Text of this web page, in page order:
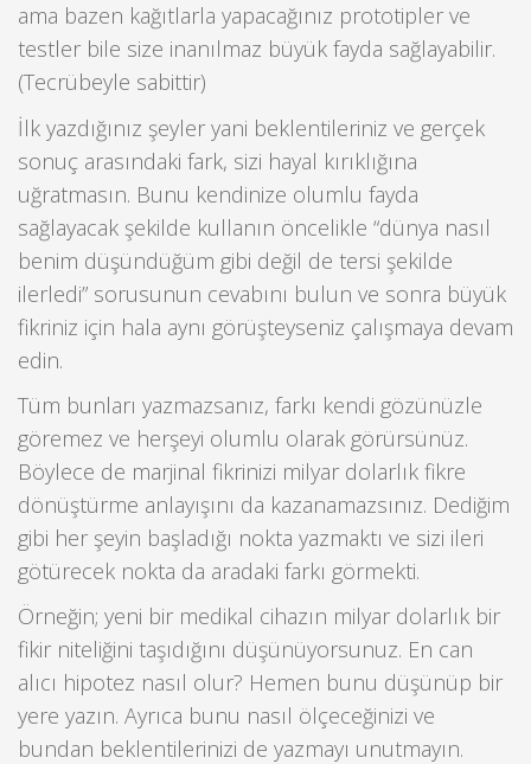
ama bazen kağıtlarla yapacağınız prototipler ve
testler bile size inanılmaz büyük fayda sağlayabilir.
(Tecrübeyle sabittir)
İlk yazdığınız şeyler yani beklentileriniz ve gerçek
sonuç arasındaki fark, sizi hayal kırıklığına
uğratmasın. Bunu kendinize olumlu fayda
sağlayacak şekilde kullanın öncelikle “dünya nasıl
benim düşündüğüm gibi değil de tersi şekilde
ilerledi” sorusunun cevabını bulun ve sonra büyük
fikriniz için hala aynı görüşteyseniz çalışmaya devam
edin.
Tüm bunları yazmazsanız, farkı kendi gözünüzle
göremez ve herşeyi olumlu olarak görürsünüz.
Böylece de marjinal fikrinizi milyar dolarlık fikre
dönüştürme anlayışını da kazanamazsınız. Dediğim
gibi her şeyin başladığı nokta yazmaktı ve sizi ileri
götürecek nokta da aradaki farkı görmekti.
Örneğin; yeni bir medikal cihazın milyar dolarlık bir
fikir niteliğini taşıdığını düşünüyorsunuz. En can
alıcı hipotez nasıl olur? Hemen bunu düşünüp bir
yere yazın. Ayrıca bunu nasıl ölçeceğinizi ve
bundan beklentilerinizi de yazmayı unutmayın.